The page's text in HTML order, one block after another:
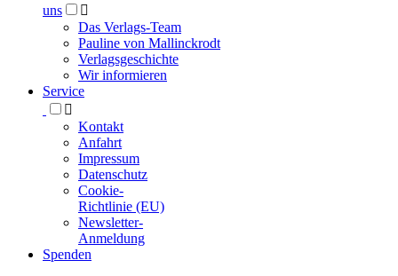
uns

Das Verlags-Team
Pauline von Mallinckrodt
Verlagsgeschichte
Wir informieren
Service

Kontakt
Anfahrt
Impressum
Datenschutz
Cookie-
Richtlinie (EU)
Newsletter-
Anmeldung
Spenden